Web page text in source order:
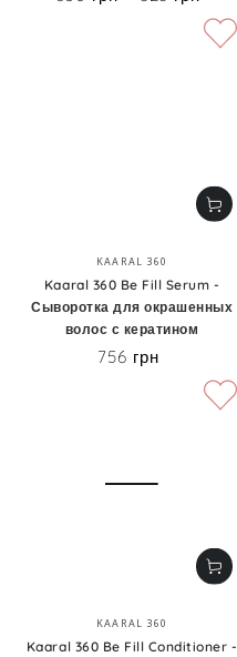
Бренд:
KAARAL 360
Kaaral 360 Be Fill Serum -
Сыворотка для окрашенных
волос с кератином
Цена
756 грн
Бренд:
KAARAL 360
Kaaral 360 Be Fill Conditioner -